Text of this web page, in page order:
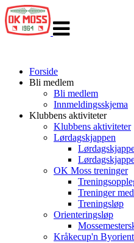
navigasjon
Forside
Bli medlem
Bli medlem
Innmeldingsskjema
Klubbens aktiviteter
Klubbens aktiviteter
Lørdagskjappen
OK Moss treninger
Treninger
Treningsløp
Orienteringsløp
Kråkecup'n